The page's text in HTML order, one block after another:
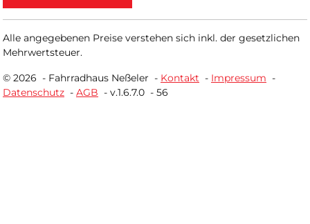
Alle angegebenen Preise verstehen sich inkl. der gesetzlichen
Mehrwertsteuer.
© 2026 - Fahrradhaus Neßeler - Kontakt - Impressum -
Datenschutz - AGB - v.1.6.7.0 - 56